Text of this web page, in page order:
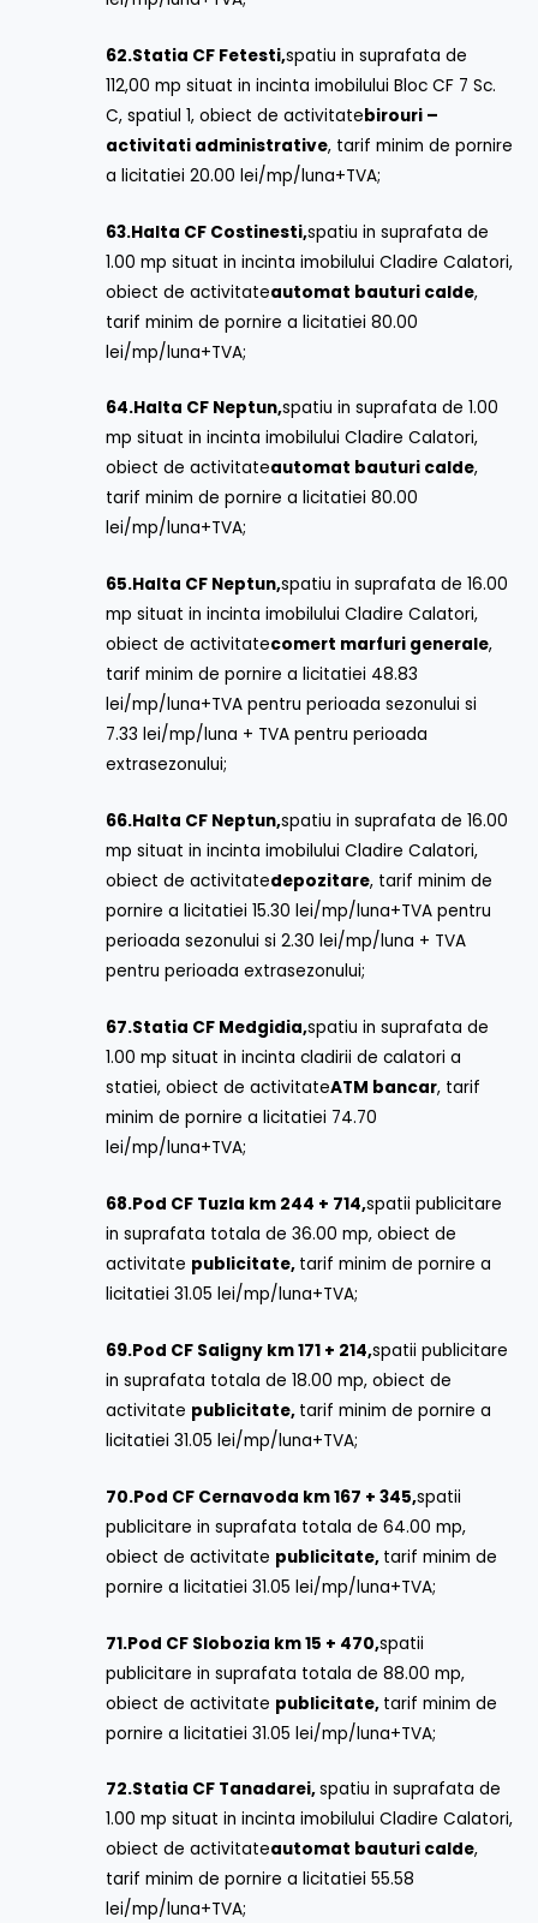
62.Statia CF Fetesti,spatiu in suprafata de
112,00 mp situat in incinta imobilului Bloc CF 7 Sc.
C, spatiul 1, obiect de activitatebirouri –
activitati administrative, tarif minim de pornire
a licitatiei 20.00 lei/mp/luna+TVA;
63.Halta CF Costinesti,spatiu in suprafata de
1.00 mp situat in incinta imobilului Cladire Calatori,
obiect de activitateautomat bauturi calde,
tarif minim de pornire a licitatiei 80.00
lei/mp/luna+TVA;
64.Halta CF Neptun,spatiu in suprafata de 1.00
mp situat in incinta imobilului Cladire Calatori,
obiect de activitateautomat bauturi calde,
tarif minim de pornire a licitatiei 80.00
lei/mp/luna+TVA;
65.Halta CF Neptun,spatiu in suprafata de 16.00
mp situat in incinta imobilului Cladire Calatori,
obiect de activitatecomert marfuri generale,
tarif minim de pornire a licitatiei 48.83
lei/mp/luna+TVA pentru perioada sezonului si
7.33 lei/mp/luna + TVA pentru perioada
extrasezonului;
66.Halta CF Neptun,spatiu in suprafata de 16.00
mp situat in incinta imobilului Cladire Calatori,
obiect de activitatedepozitare, tarif minim de
pornire a licitatiei 15.30 lei/mp/luna+TVA pentru
perioada sezonului si 2.30 lei/mp/luna + TVA
pentru perioada extrasezonului;
67.Statia CF Medgidia,spatiu in suprafata de
1.00 mp situat in incinta cladirii de calatori a
statiei, obiect de activitateATM bancar, tarif
minim de pornire a licitatiei 74.70
lei/mp/luna+TVA;
68.Pod CF Tuzla km 244 + 714,spatii publicitare
in suprafata totala de 36.00 mp, obiect de
activitate publicitate, tarif minim de pornire a
licitatiei 31.05 lei/mp/luna+TVA;
69.Pod CF Saligny km 171 + 214,spatii publicitare
in suprafata totala de 18.00 mp, obiect de
activitate publicitate, tarif minim de pornire a
licitatiei 31.05 lei/mp/luna+TVA;
70.Pod CF Cernavoda km 167 + 345,spatii
publicitare in suprafata totala de 64.00 mp,
obiect de activitate publicitate, tarif minim de
pornire a licitatiei 31.05 lei/mp/luna+TVA;
71.Pod CF Slobozia km 15 + 470,spatii
publicitare in suprafata totala de 88.00 mp,
obiect de activitate publicitate, tarif minim de
pornire a licitatiei 31.05 lei/mp/luna+TVA;
72.Statia CF Tanadarei,spatiu in suprafata de
1.00 mp situat in incinta imobilului Cladire Calatori,
obiect de activitateautomat bauturi calde,
tarif minim de pornire a licitatiei 55.58
lei/mp/luna+TVA;